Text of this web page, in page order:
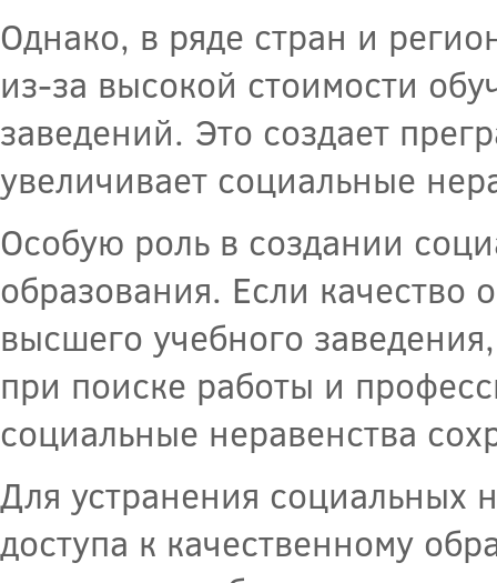
Однако, в ряде стран и
из-за высокой стоимости
заведений. Это создает
увеличивает социальные
Особую роль в создании
образования. Если качество
высшего учебного
при поиске работы и
социальные неравенства
Для устранения социальных
доступа к качественному